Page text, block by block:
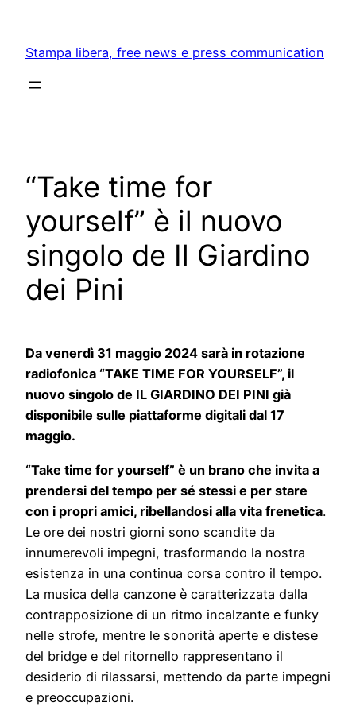
content
Stampa libera, free news e press communication
“Take time for
yourself” è il nuovo
singolo de Il Giardino
dei Pini
Da venerdì 31 maggio 2024 sarà in rotazione
radiofonica “TAKE TIME FOR YOURSELF”, il
nuovo singolo de IL GIARDINO DEI PINI già
disponibile sulle piattaforme digitali dal 17
maggio.
“Take time for yourself” è un brano che invita a
prendersi del tempo per sé stessi e per stare
con i propri amici, ribellandosi alla vita frenetica.
Le ore dei nostri giorni sono scandite da
innumerevoli impegni, trasformando la nostra
esistenza in una continua corsa contro il tempo.
La musica della canzone è caratterizzata dalla
contrapposizione di un ritmo incalzante e funky
nelle strofe, mentre le sonorità aperte e distese
del bridge e del ritornello rappresentano il
desiderio di rilassarsi, mettendo da parte impegni
e preoccupazioni.